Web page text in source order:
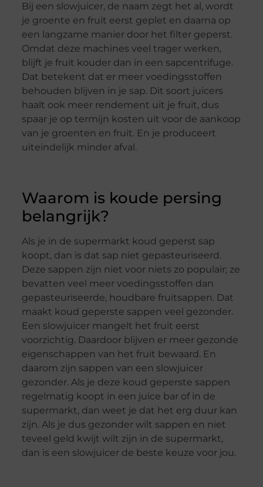
Bij een slowjuicer, de naam zegt het al, wordt
je groente en fruit eerst geplet en daarna op
een langzame manier door het filter geperst.
Omdat deze machines veel trager werken,
blijft je fruit kouder dan in een sapcentrifuge.
Dat betekent dat er meer voedingsstoffen
behouden blijven in je sap. Dit soort juicers
haalt ook meer rendement uit je fruit, dus
spaar je op termijn kosten uit voor de aankoop
van je groenten en fruit. En je produceert
uiteindelijk minder afval.
Waarom is koude persing
belangrijk?
Als je in de supermarkt koud geperst sap
koopt, dan is dat sap niet gepasteuriseerd.
Deze sappen zijn niet voor niets zo populair; ze
bevatten veel meer voedingsstoffen dan
gepasteuriseerde, houdbare fruitsappen. Dat
maakt koud geperste sappen veel gezonder.
Een slowjuicer mangelt het fruit eerst
voorzichtig. Daardoor blijven er meer gezonde
eigenschappen van het fruit bewaard. En
daarom zijn sappen van een slowjuicer
gezonder. Als je deze koud geperste sappen
regelmatig koopt in een juice bar of in de
supermarkt, dan weet je dat het erg duur kan
zijn. Als je dus gezonder wilt sappen en niet
teveel geld kwijt wilt zijn in de supermarkt,
dan is een slowjuicer de beste keuze voor jou.